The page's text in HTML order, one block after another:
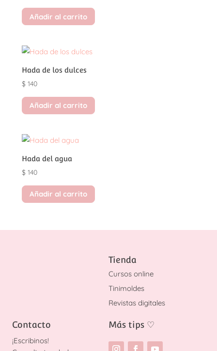
Añadir al carrito
Hada de los dulces
$140
Añadir al carrito
Hada del agua
$140
Añadir al carrito
Tienda
Cursos online
Tinimoldes
Revistas digitales
Contacto
¡Escribinos!
Más tips ♡